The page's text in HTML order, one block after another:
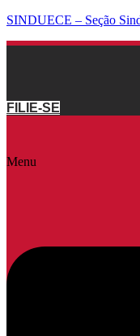
SINDUECE – Seção
FILIE-SE
Menu